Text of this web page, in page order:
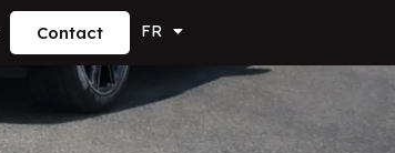
Contact FR